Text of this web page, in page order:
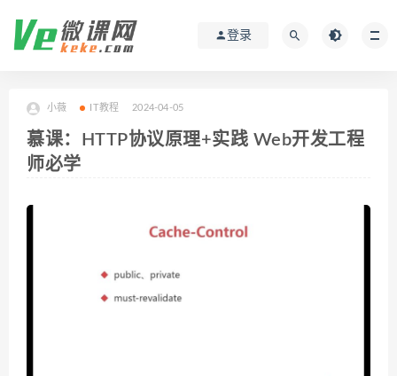
登录
小薇 IT教程 2024-04-05
慕课：HTTP协议原理+实践 Web开发工程
师必学